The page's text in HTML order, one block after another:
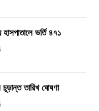
হাসপাতালে ভর্তি ৪৭১
চূড়ান্ত তারিখ ঘোষণা